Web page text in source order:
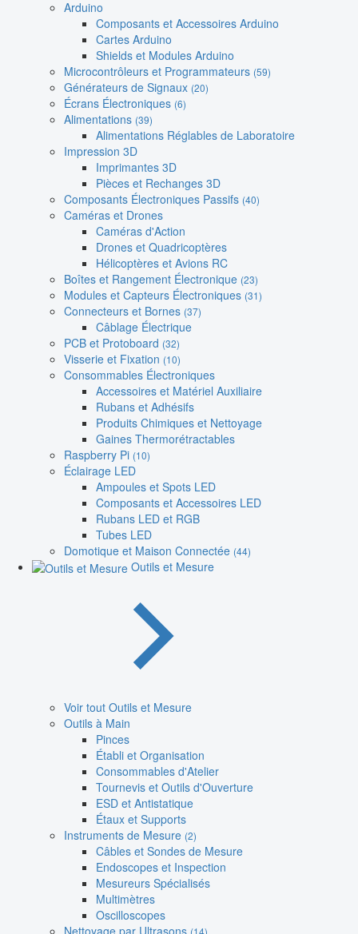
Arduino
Composants et Accessoires Arduino
Cartes Arduino
Shields et Modules Arduino
Microcontrôleurs et Programmateurs (59)
Générateurs de Signaux (20)
Écrans Électroniques (6)
Alimentations (39)
Alimentations Réglables de Laboratoire
Impression 3D
Imprimantes 3D
Pièces et Rechanges 3D
Composants Électroniques Passifs (40)
Caméras et Drones
Caméras d'Action
Drones et Quadricoptères
Hélicoptères et Avions RC
Boîtes et Rangement Électronique (23)
Modules et Capteurs Électroniques (31)
Connecteurs et Bornes (37)
Câblage Électrique
PCB et Protoboard (32)
Visserie et Fixation (10)
Consommables Électroniques
Accessoires et Matériel Auxiliaire
Rubans et Adhésifs
Produits Chimiques et Nettoyage
Gaines Thermorétractables
Raspberry Pi (10)
Éclairage LED
Ampoules et Spots LED
Composants et Accessoires LED
Rubans LED et RGB
Tubes LED
Domotique et Maison Connectée (44)
Outils et Mesure
Voir tout Outils et Mesure
Outils à Main
Pinces
Établi et Organisation
Consommables d'Atelier
Tournevis et Outils d'Ouverture
ESD et Antistatique
Étaux et Supports
Instruments de Mesure (2)
Câbles et Sondes de Mesure
Endoscopes et Inspection
Mesureurs Spécialisés
Multimètres
Oscilloscopes
Nettoyage par Ultrasons (14)